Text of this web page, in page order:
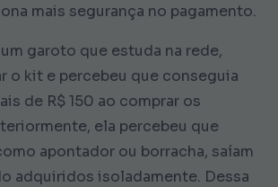
mais segurança no pagamento.
garoto que estuda na rede,
o kit e percebeu que conseguia
de R$ 150 ao comprar os
ela percebeu que
apontador ou borracha, saíam
adquiridos isoladamente. Dessa